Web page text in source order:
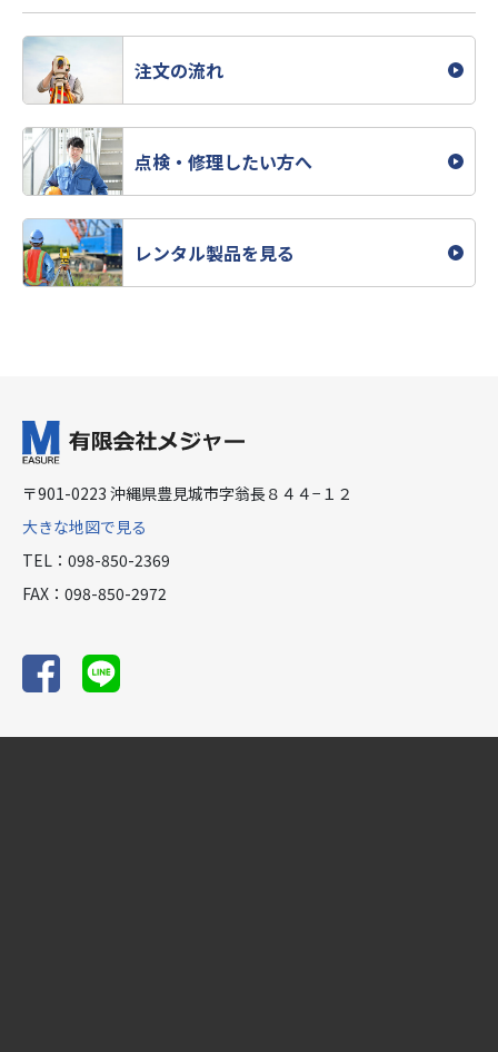
注文の流れ
点検・修理したい方へ
レンタル製品を見る
〒901-0223 沖縄県豊見城市字翁長８４４−１２
大きな地図で見る
TEL：098-850-2369
FAX：098-850-2972